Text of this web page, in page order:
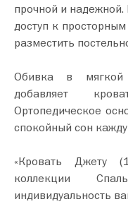
прочной и
доступ к
разместить
Обивка в мягкой
добавляет
Ортопедическое
спокойный сон
«Кровать Джету
коллекции
индивидуальность